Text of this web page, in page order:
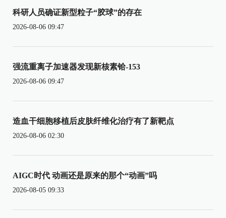
科研人员确证新型粒子“胶球”的存在
2026-08-06 09:47
强流重离子加速器发现新核素铪-153
2026-08-06 09:47
造血干细胞移植后皮肤纤维化治疗有了新靶点
2026-08-06 02:30
AIGC时代 动画还是原来的那个“动画”吗
2026-08-05 09:33